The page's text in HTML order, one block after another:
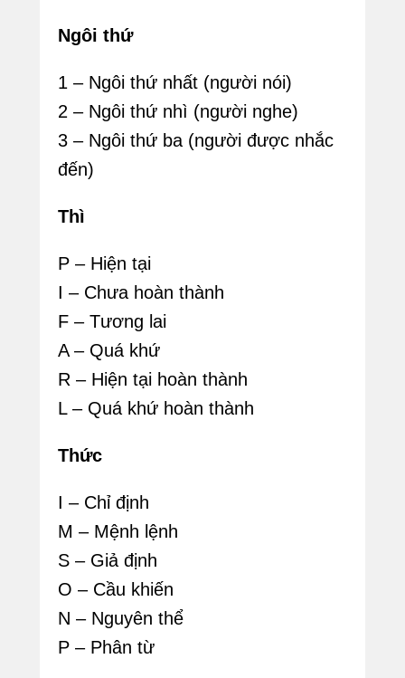
Ngôi thứ
1 – Ngôi thứ nhất (người nói)
2 – Ngôi thứ nhì (người nghe)
3 – Ngôi thứ ba (người được nhắc
đến)
Thì
P – Hiện tại
I – Chưa hoàn thành
F – Tương lai
A – Quá khứ
R – Hiện tại hoàn thành
L – Quá khứ hoàn thành
Thức
I – Chỉ định
M – Mệnh lệnh
S – Giả định
O – Cầu khiến
N – Nguyên thể
P – Phân từ